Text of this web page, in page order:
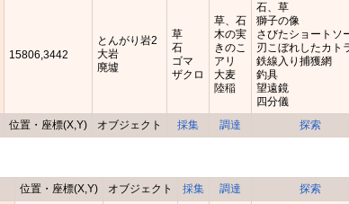
位置・座標(X,Y) オブジェクト 採集 調達 探索
15806,3442
とんがり岩2
大岩
廃墟
草
石
ゴマ
ザクロ
草、石
木の実
きのこ
アリ
大麦
陸稲
石、草
獅子の像
さびたショートソ
刃こぼれしたカト
鉄線入り捕獲網
釣具
望遠鏡
四分儀
位置・座標(X,Y) オブジェクト 採集 調達 探索